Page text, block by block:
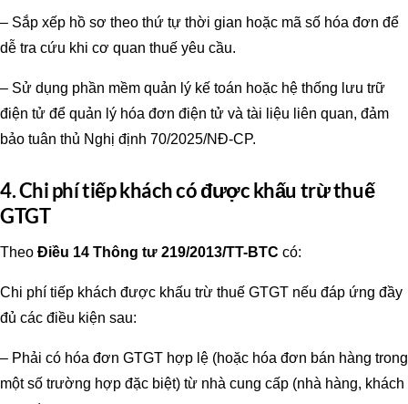
– Sắp xếp hồ sơ theo thứ tự thời gian hoặc mã số hóa đơn để
dễ tra cứu khi cơ quan thuế yêu cầu.
– Sử dụng phần mềm quản lý kế toán hoặc hệ thống lưu trữ
điện tử để quản lý hóa đơn điện tử và tài liệu liên quan, đảm
bảo tuân thủ Nghị định 70/2025/NĐ-CP.
4. Chi phí tiếp khách có được khấu trừ thuế
GTGT
Theo Điều 14 Thông tư 219/2013/TT-BTC có:
Chi phí tiếp khách được khấu trừ thuế GTGT nếu đáp ứng đầy
đủ các điều kiện sau:
– Phải có hóa đơn GTGT hợp lệ (hoặc hóa đơn bán hàng trong
một số trường hợp đặc biệt) từ nhà cung cấp (nhà hàng, khách